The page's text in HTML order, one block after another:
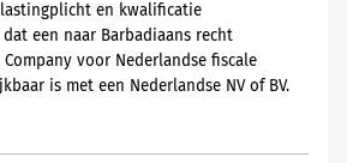
en kwalificatie
een naar Barbadiaans recht
voor Nederlandse fiscale
is met een Nederlandse NV of BV.